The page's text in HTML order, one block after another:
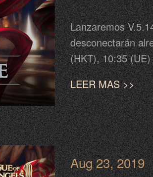
Lanzaremos
desconectarán
(HKT), 10:35
página para
estar adelantada
favor tome el
estándar.
LEER MAS >>
Aug 23, 2019